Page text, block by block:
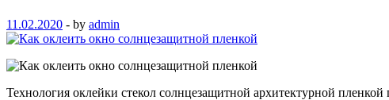
11.02.2020 - by admin
Технология оклейки стекол солнцезащитной архитектурной